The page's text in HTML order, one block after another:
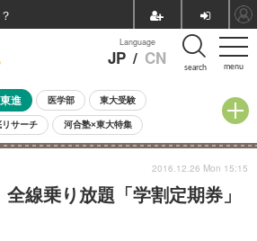
menu
Language
JP / CN search
進 医学部 東大受験
リサーチ 河合塾×東大特集
受験 中学受験 小学校受験
国公立高校 過去問 人気記事
線乗り放題「学割定期券」
2016.12.26 Mon 15:15